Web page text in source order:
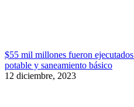
$55 mil millones fueron
potable y saneamiento básico
12 diciembre, 2023